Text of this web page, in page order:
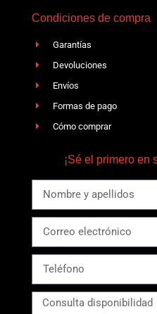
Condiciones de compra
Garantías
Devoluciones
Envíos
Formas de pago
Cómo comprar
¡Sé el primero en